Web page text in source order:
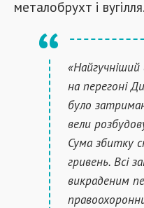
металобрухт і вугілля.
на перегоні
було
вели
Сума збитку
гривень. Всі
викраденим